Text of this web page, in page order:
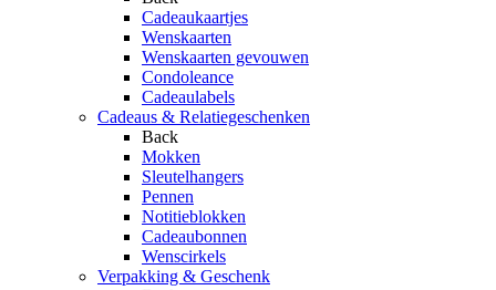
Cadeaukaartjes
Wenskaarten
Wenskaarten gevouwen
Condoleance
Cadeaulabels
Cadeaus & Relatiegeschenken
Back
Mokken
Sleutelhangers
Pennen
Notitieblokken
Cadeaubonnen
Wenscirkels
Verpakking & Geschenk